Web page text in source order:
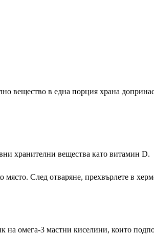
вещество в една порция храна
хранителни вещества като витамин D.
След отваряне, прехвърлете в
на омега-3 мастни киселини, които